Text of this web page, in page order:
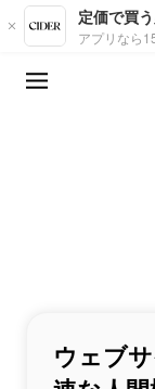
Skip to main content
定価で買
アプリなら
ウェブ